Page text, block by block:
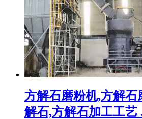
方解石磨粉机,方解石
解石,方解石加工工艺